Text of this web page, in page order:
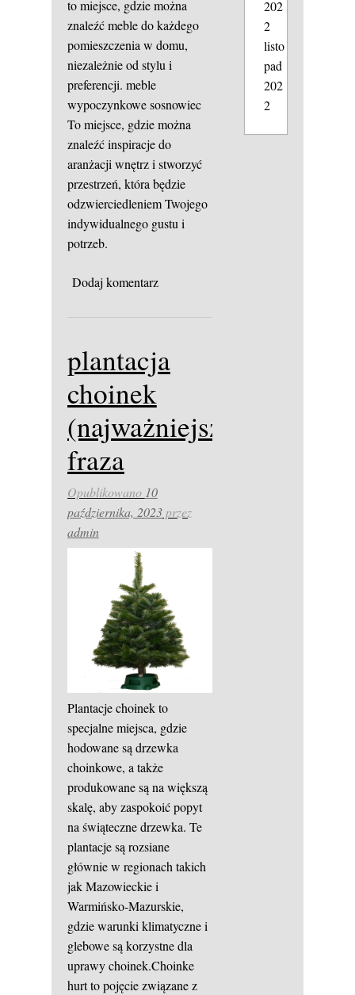
to miejsce, gdzie można
znaleźć meble do każdego
pomieszczenia w domu,
niezależnie od stylu i
preferencji. meble
wypoczynkowe sosnowiec
To miejsce, gdzie można
znaleźć inspiracje do
aranżacji wnętrz i stworzyć
przestrzeń, która będzie
odzwierciedleniem Twojego
indywidualnego gustu i
potrzeb.
Dodaj komentarz
plantacja
choinek
(najważniejsza
fraza
Opublikowano 10
października, 2023przez
admin
Plantacje choinek to
specjalne miejsca, gdzie
hodowane są drzewka
choinkowe, a także
produkowane są na większą
skalę, aby zaspokoić popyt
na świąteczne drzewka. Te
plantacje są rozsiane
głównie w regionach takich
jak Mazowieckie i
Warmińsko-Mazurskie,
gdzie warunki klimatyczne i
glebowe są korzystne dla
uprawy choinek.Choinke
hurt to pojęcie związane z
202
2
listo
pad
202
2